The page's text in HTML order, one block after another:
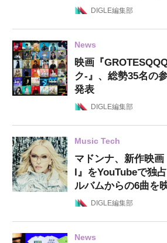
DIGLE編集部
News
映画『
ク-』、総勢35名の
発表
DIGLE編集部
Music Tech
マドンナ、新作映画
I』をYouTubeで
ルバムからの6曲を
DIGLE編集部
News